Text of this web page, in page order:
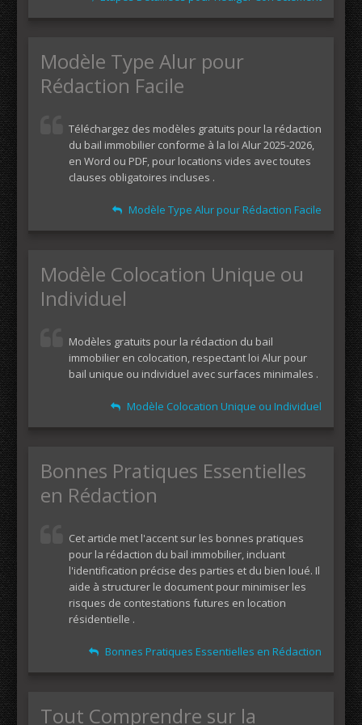
Modèle Type Alur pour
Rédaction Facile
Téléchargez des modèles gratuits pour la rédaction
du bail immobilier conforme à la loi Alur 2025-2026,
en Word ou PDF, pour locations vides avec toutes
clauses obligatoires incluses .
Modèle Type Alur pour Rédaction Facile
Modèle Colocation Unique ou
Individuel
Modèles gratuits pour la rédaction du bail
immobilier en colocation, respectant loi Alur pour
bail unique ou individuel avec surfaces minimales .
Modèle Colocation Unique ou Individuel
Bonnes Pratiques Essentielles
en Rédaction
Cet article met l'accent sur les bonnes pratiques
pour la rédaction du bail immobilier, incluant
l'identification précise des parties et du bien loué. Il
aide à structurer le document pour minimiser les
risques de contestations futures en location
résidentielle .
Bonnes Pratiques Essentielles en Rédaction
Tout Comprendre sur la